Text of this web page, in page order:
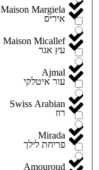
Maison Margiela
Maison Micallef
Ajmal
Swiss Arabian
Mirada
Amouroud
איריס
עץ אגר
עור איטלקי
רוז
פריחת לילך